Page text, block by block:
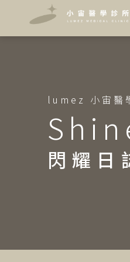
lumez 小宙醫
閃耀日